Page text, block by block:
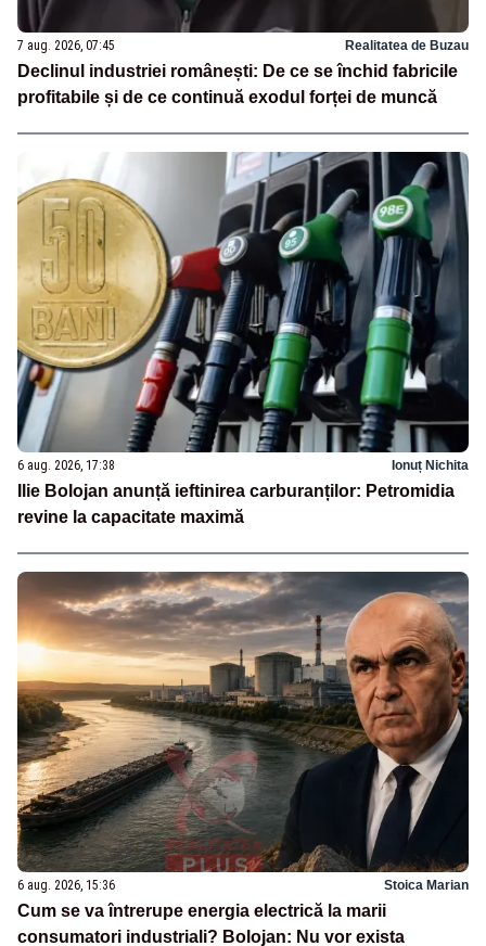
7 aug. 2026, 07:45 Realitatea de Buzau
Declinul industriei românești: De ce se închid fabricile
profitabile și de ce continuă exodul forței de muncă
6 aug. 2026, 17:38 Ionuț Nichita
Ilie Bolojan anunță ieftinirea carburanților: Petromidia
revine la capacitate maximă
6 aug. 2026, 15:36 Stoica Marian
Cum se va întrerupe energia electrică la marii
consumatori industriali? Bolojan: Nu vor exista